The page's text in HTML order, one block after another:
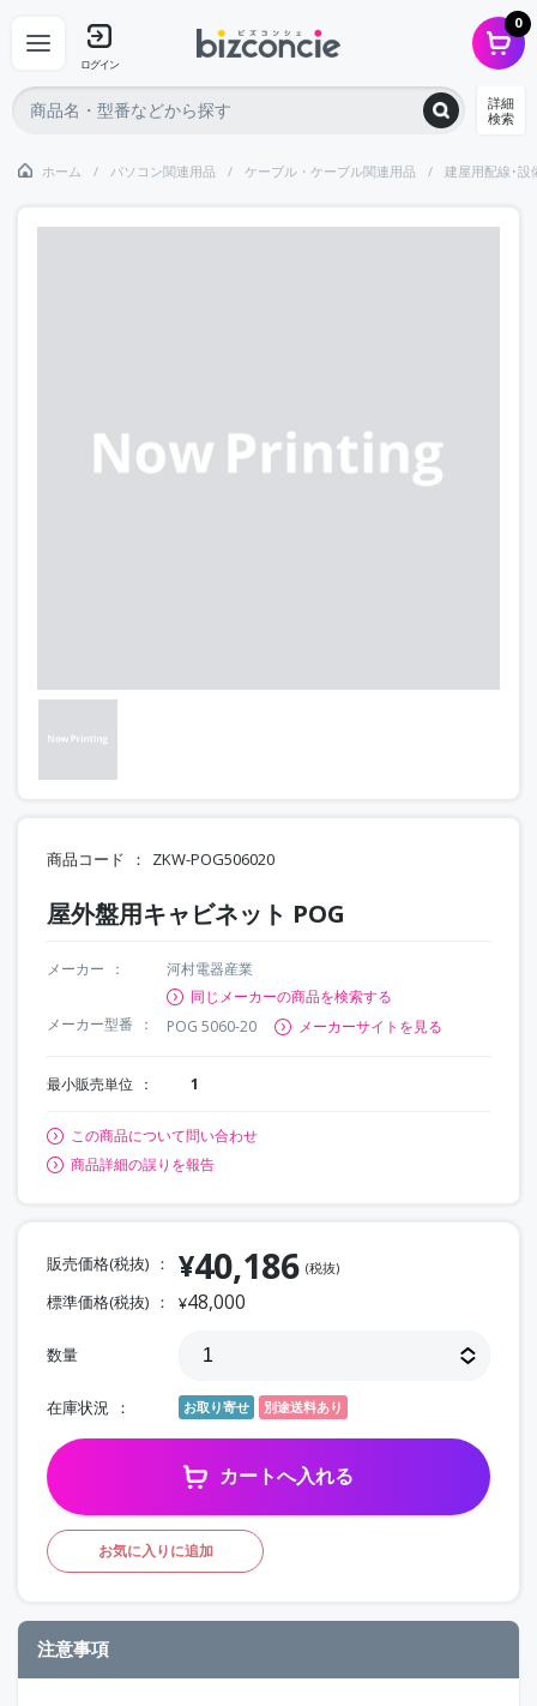
ログイン
0
詳細
検索
ホーム パソコン関連用品 ケーブル・ケーブル関連用品 建屋用配線･設
商品コード ZKW-POG506020
屋外盤用キャビネット POG
メーカー
河村電器産業
同じメーカーの商品を検索する
メーカー型番
POG 5060-20 メーカーサイトを見る
最小販売単位 1
この商品について問い合わせ
商品詳細の誤りを報告
販売価格(税抜) ¥40,186 (税抜)
標準価格(税抜) ¥48,000
数量
在庫状況 お取り寄せ 別途送料あり
カートへ入れる
お気に入りに追加
注意事項